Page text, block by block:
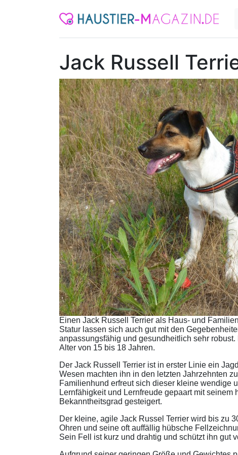
Jack Russell
Einen Jack Russell Terrier als Haus- und
Statur lassen sich auch gut mit den
anpassungsfähig und gesundheitlich sehr
Alter von 15 bis 18 Jahren.
Der Jack Russell Terrier ist in erster Linie ein
Wesen machten ihn in den letzten Jahrzehnten
Familienhund erfreut sich dieser kleine wendige
Lernfähigkeit und Lernfreude gepaart mit
Bekanntheitsgrad gesteigert.
Der kleine, agile Jack Russel Terrier wird bis zu
Ohren und seine oft auffällig hübsche
Sein Fell ist kurz und drahtig und schützt ihn gut